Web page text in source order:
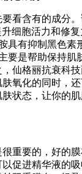
看含有的成分
细胞活力和修
具有抑制黑色素
要是帮助保持肌
仙格丽抗衰科
氧化的同时，
状态，让你的
重要的，好的
促进精华液的